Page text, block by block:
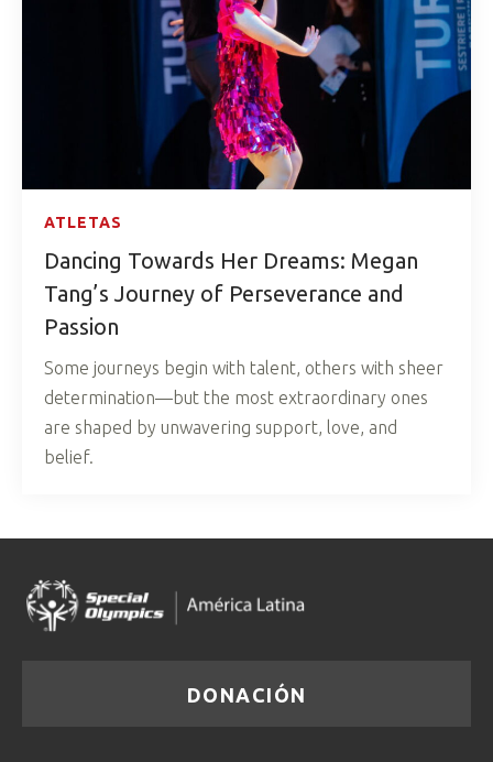
ATLETAS
Dancing Towards Her Dreams: Megan
Tang’s Journey of Perseverance and
Passion
Some journeys begin with talent, others with sheer
determination—but the most extraordinary ones
are shaped by unwavering support, love, and
belief.
DONACIÓN